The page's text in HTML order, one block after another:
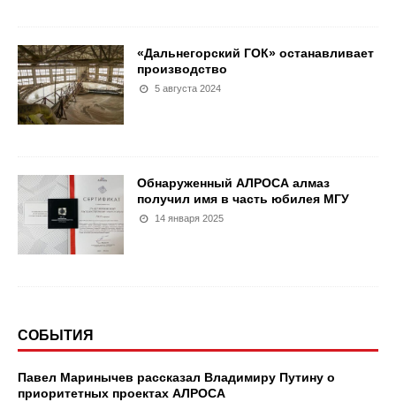
«Дальнегорский ГОК» останавливает
производство
5 августа 2024
Обнаруженный АЛРОСА алмаз
получил имя в часть юбилея МГУ
14 января 2025
СОБЫТИЯ
Павел Маринычев рассказал Владимиру Путину о
приоритетных проектах АЛРОСА